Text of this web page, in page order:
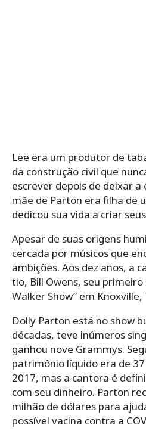
Lee era um produtor de
da construção civil que
escrever depois de deixar a
mãe de Parton era filha de
dedicou sua vida a criar
Apesar de suas origens
cercada por músicos que
ambições. Aos dez anos, a
tio, Bill Owens, seu primeiro
Walker Show” em Knoxville,
Dolly Parton está no show
décadas, teve inúmeros
ganhou nove Grammys.
patrimônio líquido era de
2017, mas a cantora é
com seu dinheiro. Parton
milhão de dólares para
possível vacina contra a